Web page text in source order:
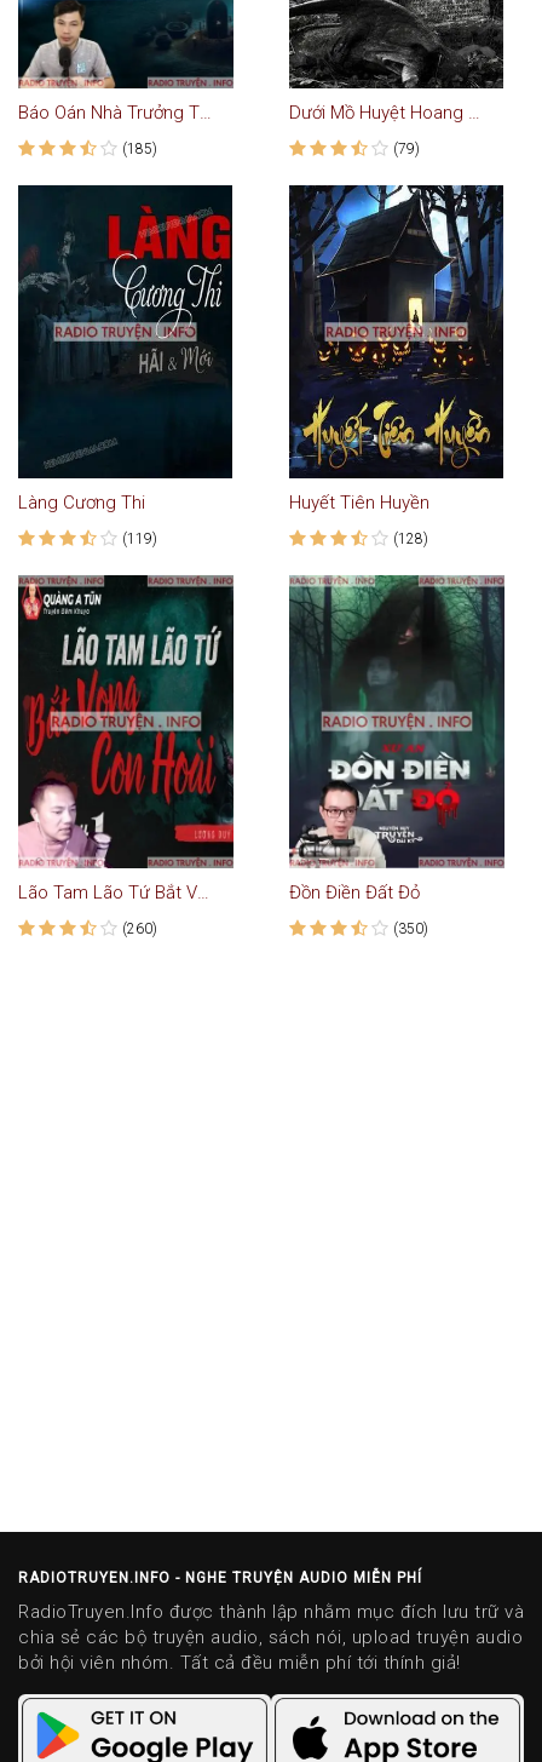
Báo Oán Nhà Trưởng Thôn
(185)
Dưới Mồ Huyệt Hoang - Truyện Ma
(79)
Làng Cương Thi
(119)
Huyết Tiên Huyền
(128)
Lão Tam Lão Tứ Bắt Vong Con Hoài
(260)
Đồn Điền Đất Đỏ
(350)
RADIOTRUYEN.INFO - NGHE TRUYỆN AUDIO MIỄN PHÍ
RadioTruyen.Info được thành lập nhằm mục đích lưu trữ và
chia sẻ các bộ truyện audio, sách nói, upload truyện audio
bởi hội viên nhóm. Tất cả đều miễn phí tới thính giả!